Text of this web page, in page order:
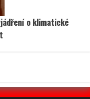
o klimatické